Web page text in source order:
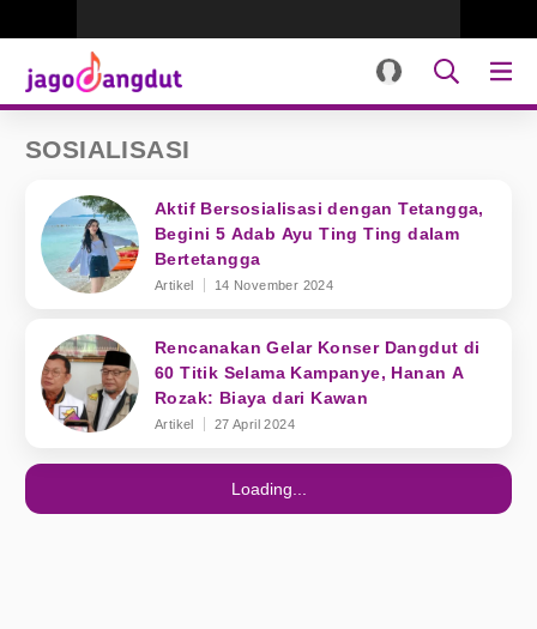
SOSIALISASI
Aktif Bersosialisasi dengan Tetangga,
Begini 5 Adab Ayu Ting Ting dalam
Bertetangga
Artikel 14 November 2024
Rencanakan Gelar Konser Dangdut di
60 Titik Selama Kampanye, Hanan A
Rozak: Biaya dari Kawan
Artikel 27 April 2024
Loading...